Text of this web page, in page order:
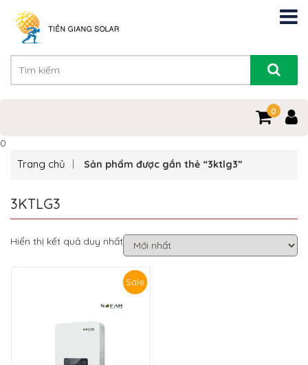
0
0
Trang chủ Sản phẩm được gắn thẻ “3ktlg3”
3KTLG3
Hiển thị kết quả duy nhất
Sale